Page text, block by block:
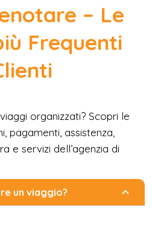
– Le
Frequenti
organizzati? Scopri le
pagamenti, assistenza,
e servizi dell’agenzia di
un viaggio?